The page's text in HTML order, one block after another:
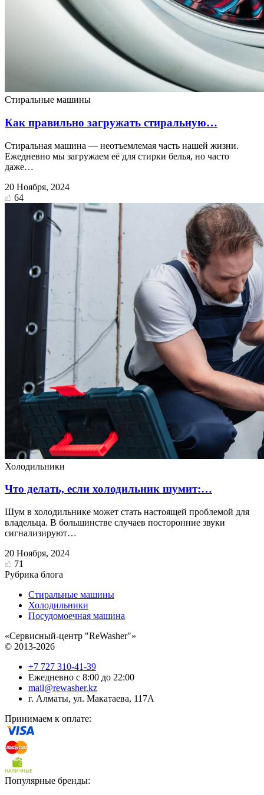
Стиральные машины
Как правильно загружать стиральную…
Стиральная машина — неотъемлемая часть нашей жизни.
Ежедневно мы загружаем её для стирки белья, но часто
даже…
20 Ноября, 2024
64
Холодильники
Что делать, если холодильник шумит:…
Шум в холодильнике может стать настоящей проблемой для
владельца. В большинстве случаев посторонние звуки
сигнализируют…
20 Ноября, 2024
71
Рубрика блога
Стиральные машины
Холодильники
Посудомоечная машина
«Сервисный-центр "ReWasher"»
© 2013-2026
+7 727 310-41-39
Ежедневно с 8:00 до 22:00
mail@rewasher.kz
г. Алматы, ул. Макатаева, 117А
Принимаем к оплате:
Популярные бренды: